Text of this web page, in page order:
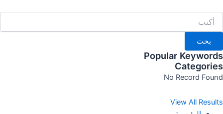
إلى
المحتوى
بحث
Popular Keywords
Categories
No Record Found
View All Results